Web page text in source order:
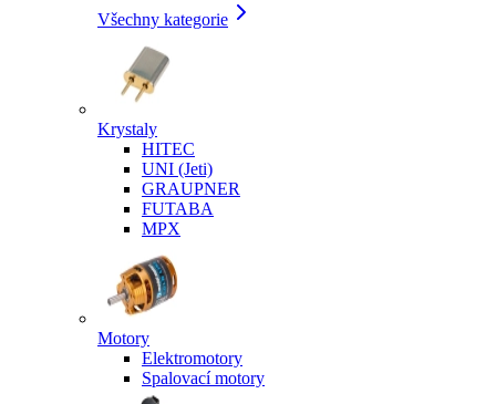
Všechny kategorie
Krystaly
HITEC
UNI (Jeti)
GRAUPNER
FUTABA
MPX
Motory
Elektromotory
Spalovací motory